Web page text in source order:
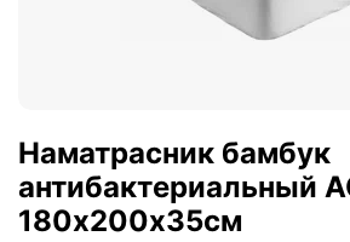
Наматрасник бамбук
антибактериальный
180х200х35см